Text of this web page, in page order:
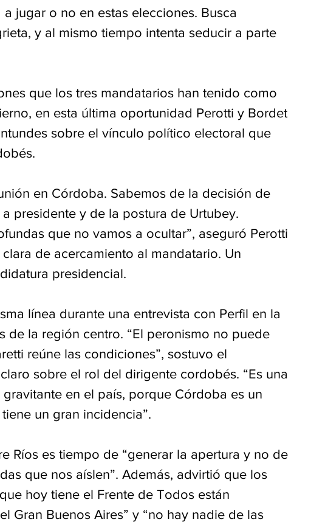
jugar o no en estas elecciones. Busca
y al mismo tiempo intenta seducir a parte
que los tres mandatarios han tenido como
en esta última oportunidad Perotti y Bordet
sobre el vínculo político electoral que
en Córdoba. Sabemos de la decisión de
presidente y de la postura de Urtubey.
que no vamos a ocultar”, aseguró Perotti
de acercamiento al mandatario. Un
presidencial.
línea durante una entrevista con Perfil en la
de la región centro. “El peronismo no puede
reúne las condiciones”, sostuvo el
sobre el rol del dirigente cordobés. “Es una
en el país, porque Córdoba es un
un gran incidencia”.
Ríos es tiempo de “generar la apertura y no de
que nos aíslen”. Además, advirtió que los
hoy tiene el Frente de Todos están
Gran Buenos Aires” y “no hay nadie de las